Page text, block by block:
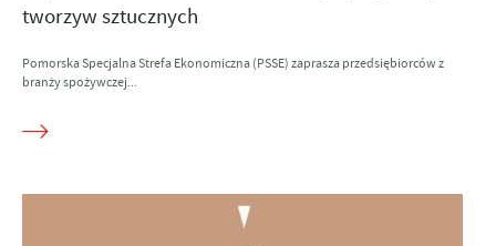
tworzyw sztucznych
Pomorska Specjalna Strefa Ekonomiczna (PSSE) zaprasza przedsiębiorców z
branży spożywczej...